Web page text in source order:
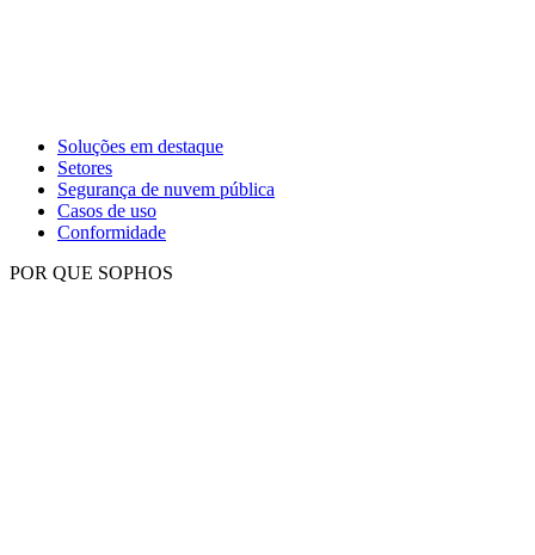
Soluções em destaque
Setores
Segurança de nuvem pública
Casos de uso
Conformidade
POR QUE SOPHOS